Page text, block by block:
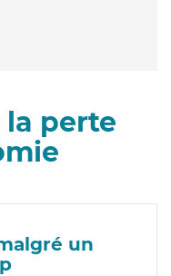
perte
un